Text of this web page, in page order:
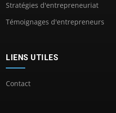
Stratégies d'entrepreneuriat
Témoignages d'entrepreneurs
LIENS UTILES
Contact